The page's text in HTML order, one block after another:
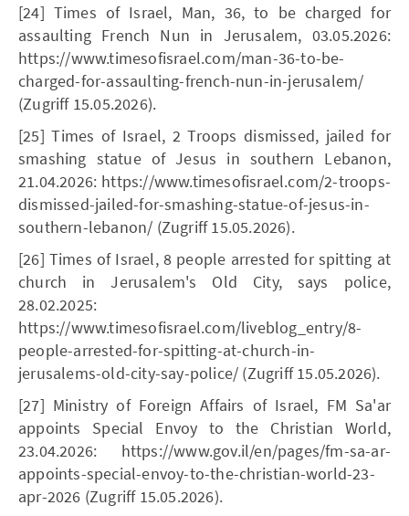
[24] Times of Israel, Man, 36, to be charged for
assaulting French Nun in Jerusalem, 03.05.2026:
https://www.timesofisrael.com/man-36-to-be-
charged-for-assaulting-french-nun-in-jerusalem/
(Zugriff 15.05.2026).
[25] Times of Israel, 2 Troops dismissed, jailed for
smashing statue of Jesus in southern Lebanon,
21.04.2026: https://www.timesofisrael.com/2-troops-
dismissed-jailed-for-smashing-statue-of-jesus-in-
southern-lebanon/ (Zugriff 15.05.2026).
[26] Times of Israel, 8 people arrested for spitting at
church in Jerusalem's Old City, says police,
28.02.2025:
https://www.timesofisrael.com/liveblog_entry/8-
people-arrested-for-spitting-at-church-in-
jerusalems-old-city-say-police/ (Zugriff 15.05.2026).
[27] Ministry of Foreign Affairs of Israel, FM Sa'ar
appoints Special Envoy to the Christian World,
23.04.2026: https://www.gov.il/en/pages/fm-sa-ar-
appoints-special-envoy-to-the-christian-world-23-
apr-2026 (Zugriff 15.05.2026).